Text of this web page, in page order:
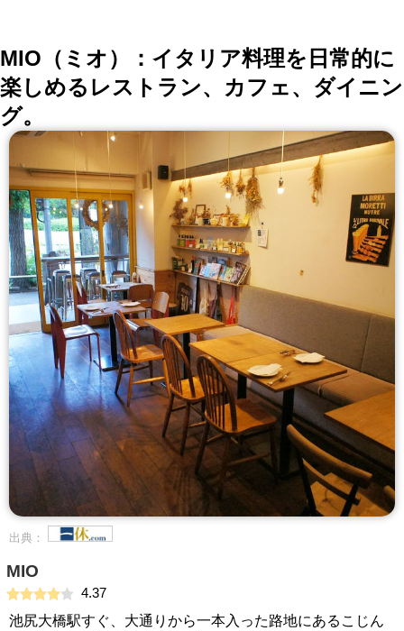
MIO（ミオ）：イタリア料理を日常的に
楽しめるレストラン、カフェ、ダイニン
グ。
出典：
MIO
4.37
池尻大橋駅すぐ、大通りから一本入った路地にあるこじん